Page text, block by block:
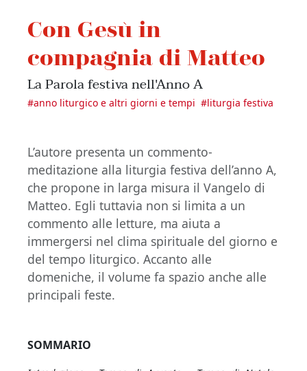
Con Gesù in
compagnia di Matteo
La Parola festiva nell'Anno A
#anno liturgico e altri giorni e tempi #liturgia festiva
L’autore presenta un commento-
meditazione alla liturgia festiva dell’anno A,
che propone in larga misura il Vangelo di
Matteo. Egli tuttavia non si limita a un
commento alle letture, ma aiuta a
immergersi nel clima spirituale del giorno e
del tempo liturgico. Accanto alle
domeniche, il volume fa spazio anche alle
principali feste.
SOMMARIO